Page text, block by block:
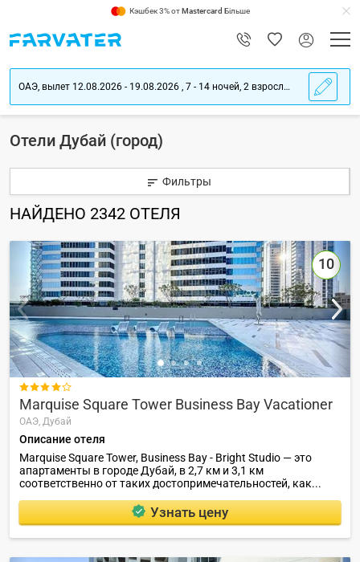
Кэшбек 3% отMastercard Більше
ОАЭ, вылет 12.08.2026 - 19.08.2026 , 7 - 14 ночей, 2 взрослых
Отели Дубай (город)
Фильтры
НАЙДЕНО 2342 ОТЕЛЯ
10

Marquise Square Tower Business Bay Vacationer
ОАЭ, Дубай
Описание отеля
Marquise Square Tower, Business Bay - Bright Studio — это
апартаменты в городе Дубай, в 2,7 км и 3,1 км
соответственно от таких достопримечательностей, как...
Узнать цену